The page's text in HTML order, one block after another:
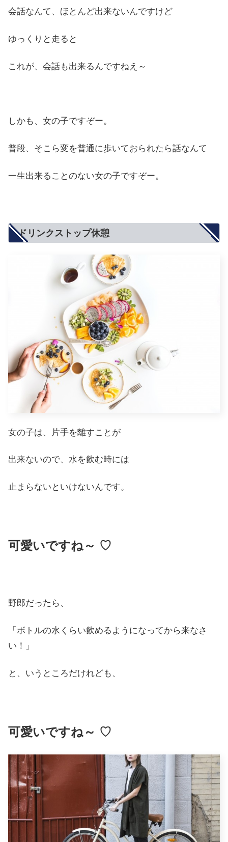
会話なんて、ほとんど出来ないんですけど
ゆっくりと走ると
これが、会話も出来るんですねえ～
しかも、女の子ですぞー。
普段、そこら変を普通に歩いておられたら話なんて
一生出来ることのない女の子ですぞー。
ドリンクストップ休憩
女の子は、片手を離すことが
出来ないので、水を飲む時には
止まらないといけないんです。
可愛いですね～ ♡
野郎だったら、
「ボトルの水くらい飲めるようになってから来なさ
い！」
と、いうところだけれども、
可愛いですね～ ♡